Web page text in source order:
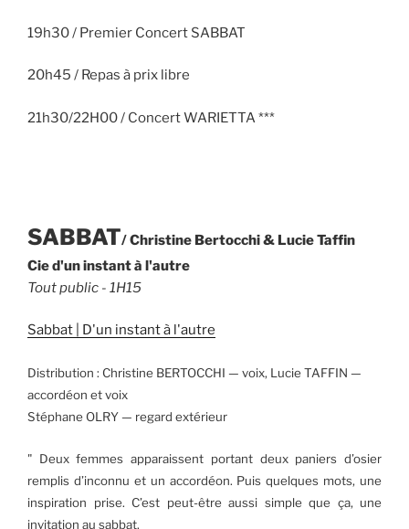
19h30 / Premier Concert SABBAT
20h45 / Repas à prix libre
21h30/22H00 / Concert WARIETTA ***
SABBAT/ Christine Bertocchi & Lucie Taffin
Cie d'un instant à l'autre
Tout public - 1H15
Sabbat | D'un instant à l'autre
Distribution : Christine BERTOCCHI — voix, Lucie TAFFIN —
accordéon et voix
Stéphane OLRY — regard extérieur
" Deux femmes apparaissent portant deux paniers d’osier
remplis d’inconnu et un accordéon. Puis quelques mots, une
inspiration prise. C’est peut-être aussi simple que ça, une
invitation au sabbat.